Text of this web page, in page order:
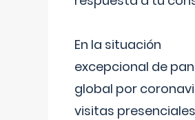
En la situación
excepcional de
global por
visitas